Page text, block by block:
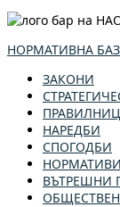
НОРМАТИВНА
ЗАКОНИ
НАРЕДБИ
СПОГОДБИ
ВЪТРЕШНИ